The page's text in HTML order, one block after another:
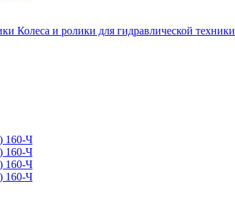
Колеса и ролики для гидравлической техники